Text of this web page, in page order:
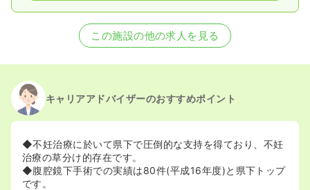
この施設の他の求人を見る
キャリアアドバイザーのおすすめポイント
◆不妊治療に於いて県下で圧倒的な支持を得ており、不妊
治療の草分け的存在です。
◆腹腔鏡下手術での実績は80件(平成16年度)と県下トップ
です。